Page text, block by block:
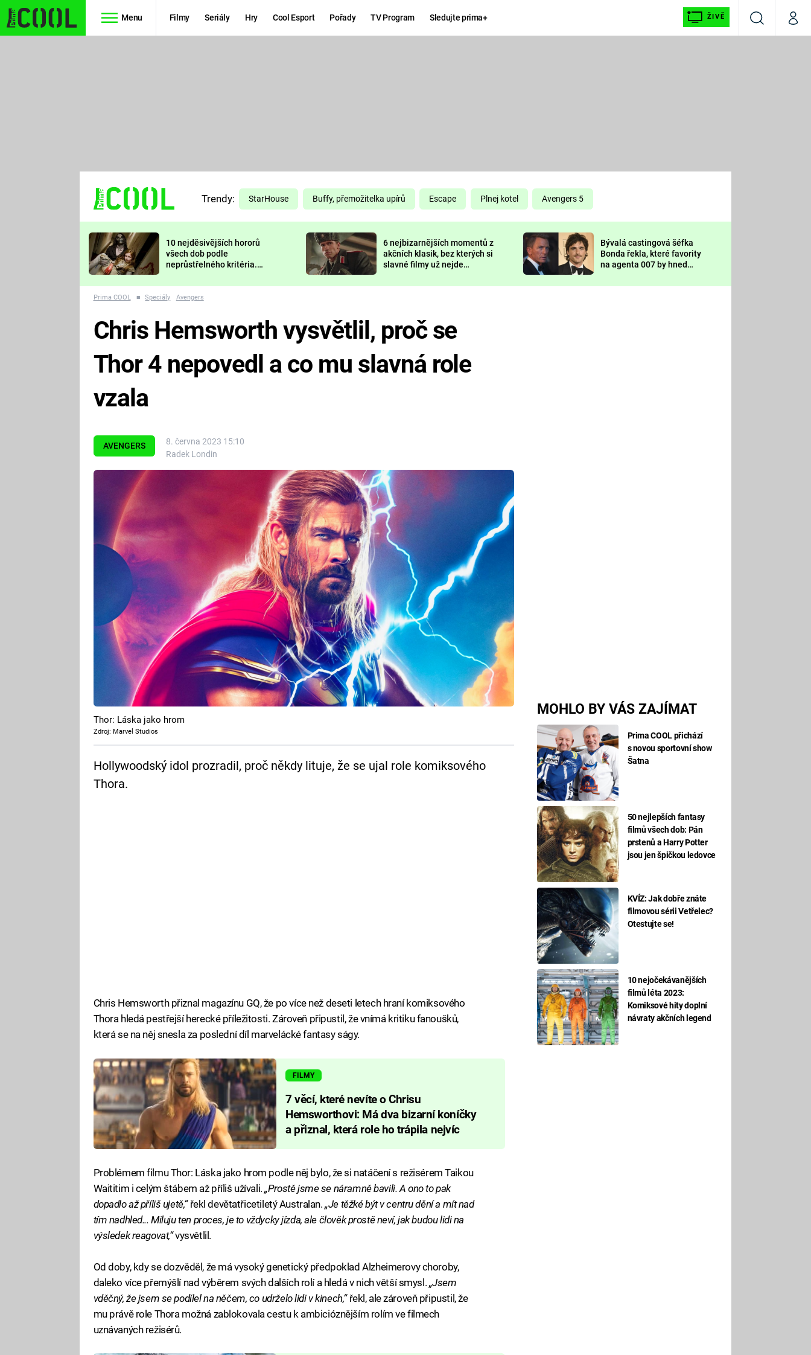
Menu Filmy Seriály Hry Cool Esport Pořady TV Program Sledujte prima+ ŽIVĚ
VyhledáváníMůj
TŘESKU
FUTURAMA
PREDÁTOR
DELIVERANCE
KOMEDIE
CHUCK
NORRIS
DEADPOOL
Prima LAJK
Sledujte nás
Trendy: StarHouse Buffy, přemožitelka upírů Escape Plnej kotel Avengers 5
10 nejděsivějších hororů
všech dob podle
neprůstřelného kritéria.
nejvíc zvednou tep?
6 nejbizarnějších momentů z
akčních klasik, bez kterých si
slavné filmy už nejde
Bývalá castingová šéfka
Bonda řekla, které favority
na agenta 007 by hned
Prima COOL ■ Speciály Avengers
AVENGERS
8. června 2023 15:10
Radek Londin
MOHLO BY VÁS ZAJÍMAT
Prima COOL přichází
s novou sportovní show
Šatna
50 nejlepších fantasy
filmů všech dob: Pán
prstenů a Harry Potter
jsou jen špičkou ledovce
KVÍZ: Jak dobře znáte
filmovou sérii Vetřelec?
Otestujte se!
10 nejočekávanějších
filmů léta 2023:
Komiksové hity doplní
návraty akčních legend
Chris Hemsworth vysvětlil, proč se
Thor 4 nepovedl a co mu slavná role
vzala
Thor: Láska jako hrom
Zdroj: Marvel Studios
Hollywoodský idol prozradil, proč někdy lituje, že se ujal role komiksového
Thora.
Chris Hemsworth přiznal magazínu GQ, že po více než deseti letech hraní komiksového
Thora hledá pestřejší herecké příležitosti. Zároveň připustil, že vnímá kritiku fanoušků,
která se na něj snesla za poslední díl marvelácké fantasy ságy.
FILMY
7 věcí, které nevíte o Chrisu
Hemsworthovi: Má dva bizarní koníčky
a přiznal, která role ho trápila nejvíc
Problémem filmu Thor: Láska jako hrom podle něj bylo, že si natáčení s režisérem Taikou
Waititim i celým štábem až příliš užívali.„Prostě jsme se náramně bavili. A ono to pak
dopadlo až příliš ujetě,“řekl devětatřicetiletý Australan.„Je těžké být v centru dění a mít nad
tím nadhled... Miluju ten proces, je to vždycky jízda, ale člověk prostě neví, jak budou lidi na
výsledek reagovat,“vysvětlil.
Od doby, kdy se dozvěděl, že má vysoký genetický předpoklad Alzheimerovy choroby,
daleko více přemýšlí nad výběrem svých dalších rolí a hledá v nich větší smysl. „Jsem
vděčný, že jsem se podílel na něčem, co udrželo lidi v kinech,“řekl, ale zároveň připustil, že
mu právě role Thora možná zablokovala cestu k ambicióznějším rolím ve filmech
uznávaných režisérů.